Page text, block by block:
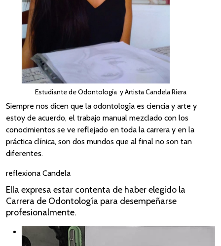
Estudiante de Odontología y Artista Candela Riera
Siempre nos dicen que la odontología es ciencia y arte y
estoy de acuerdo, el trabajo manual mezclado con los
conocimientos se ve reflejado en toda la carrera y en la
práctica clínica, son dos mundos que al final no son tan
diferentes.
reflexiona Candela
Ella expresa estar contenta de haber elegido la
Carrera de Odontología para desempeñarse
profesionalmente.